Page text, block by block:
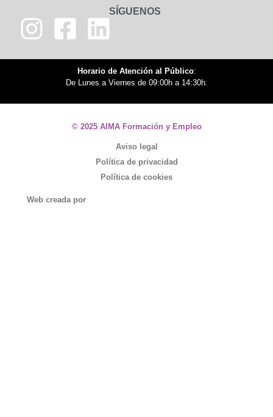
SÍGUENOS
Horario de Atención al Público:
De Lunes a Viernes de 09:00h a 14:30h.
© 2025 AIMA Formación y Empleo
Aviso legal
Política de privacidad
Política de cookies
Web creada por